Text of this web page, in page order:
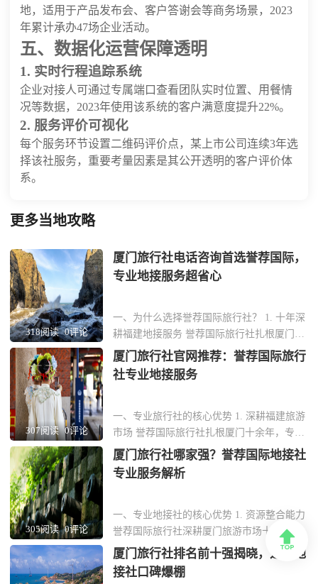
地，适用于产品发布会、客户答谢会等商务场景，2023
年累计承办47场企业活动。
五、数据化运营保障透明
1. 实时行程追踪系统
企业对接人可通过专属端口查看团队实时位置、用餐情
况等数据，2023年使用该系统的客户满意度提升22%。
2. 服务评价可视化
每个服务环节设置二维码评价点，某上市公司连续3年选
择该社服务，重要考量因素是其公开透明的客户评价体
系。
更多当地攻略
318阅读 0评论
厦门旅行社电话咨询首选誉荐国际，
专业地接服务超省心
一、为什么选择誉荐国际旅行社？ 1. 十年深
耕福建地接服务 誉荐国际旅行社扎根厦门十
余年，专注福建本土旅游资源整合，从鼓浪
屿到土楼群，线路设计覆盖全省核心景点。
团队熟悉每一处小众秘境，能为企业客户定
机到送站，全程配备专业导游与商务用
车。...
307阅读 0评论
厦门旅行社官网推荐：誉荐国际旅行
社专业地接服务
一、专业旅行社的核心优势 1. 深耕福建旅游
市场 誉荐国际旅行社扎根厦门十余年，专注
福建地接服务，熟悉本地旅游资源与政策。
团队由资深旅游规划师组成，能根据企业需
求定制商务考察、团建活动等专项行程。 2.
供24小时管家式服务。合作车队均为正...
305阅读 0评论
厦门旅行社哪家强？誉荐国际地接社
专业服务解析
一、专业地接社的核心优势 1. 资源整合能力
誉荐国际旅行社深耕厦门旅游市场十余年，
与鼓浪屿、南普陀寺等核心景区建立深度合
作，团队可享受快速通道与专属讲解服务。
酒店资源覆盖曾厝垵特色民宿至五星级海景
厦门旅行社排名前十强揭晓，这家地
接社口碑爆棚
